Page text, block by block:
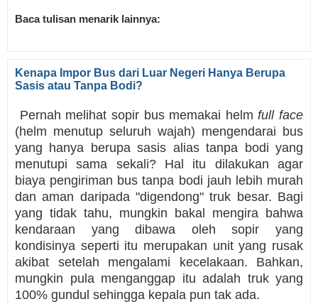
Baca tulisan menarik lainnya:
Kenapa Impor Bus dari Luar Negeri Hanya Berupa
Sasis atau Tanpa Bodi?
Pernah melihat sopir bus memakai helmfull face
(helm menutup seluruh wajah) mengendarai bus
yang hanya berupa sasis alias tanpa bodi yang
menutupi sama sekali? Hal itu dilakukan agar
biaya pengiriman bus tanpa bodi jauh lebih murah
dan aman daripada "digendong" truk besar. Bagi
yang tidak tahu, mungkin bakal mengira bahwa
kendaraan yang dibawa oleh sopir yang
kondisinya seperti itu merupakan unit yang rusak
akibat setelah mengalami kecelakaan. Bahkan,
mungkin pula menganggap itu adalah truk yang
100% gundul sehingga kepala pun tak ada.